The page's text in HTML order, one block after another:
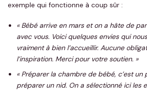
exemple qui fonctionne à coup sûr :
« Bébé arrive en mars et on a hâte de
avec vous. Voici quelques envies qui
vraiment à bien l’accueillir. Aucune
l’inspiration. Merci pour votre soutien. »
« Préparer la chambre de bébé, c’est un
préparer un nid. On a sélectionné ici les